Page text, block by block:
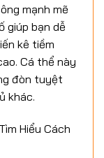
mạnh mẽ
giúp bạn dễ
kê tiềm
Cá thể này
đòn tuyệt
khác.
Hiểu Cách